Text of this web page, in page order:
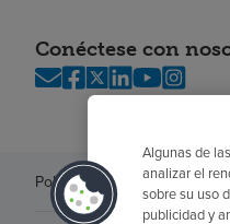
Conéctese con
Política de privacidadLegal
Algunas de
analizar el
sobre su uso
publicidad y